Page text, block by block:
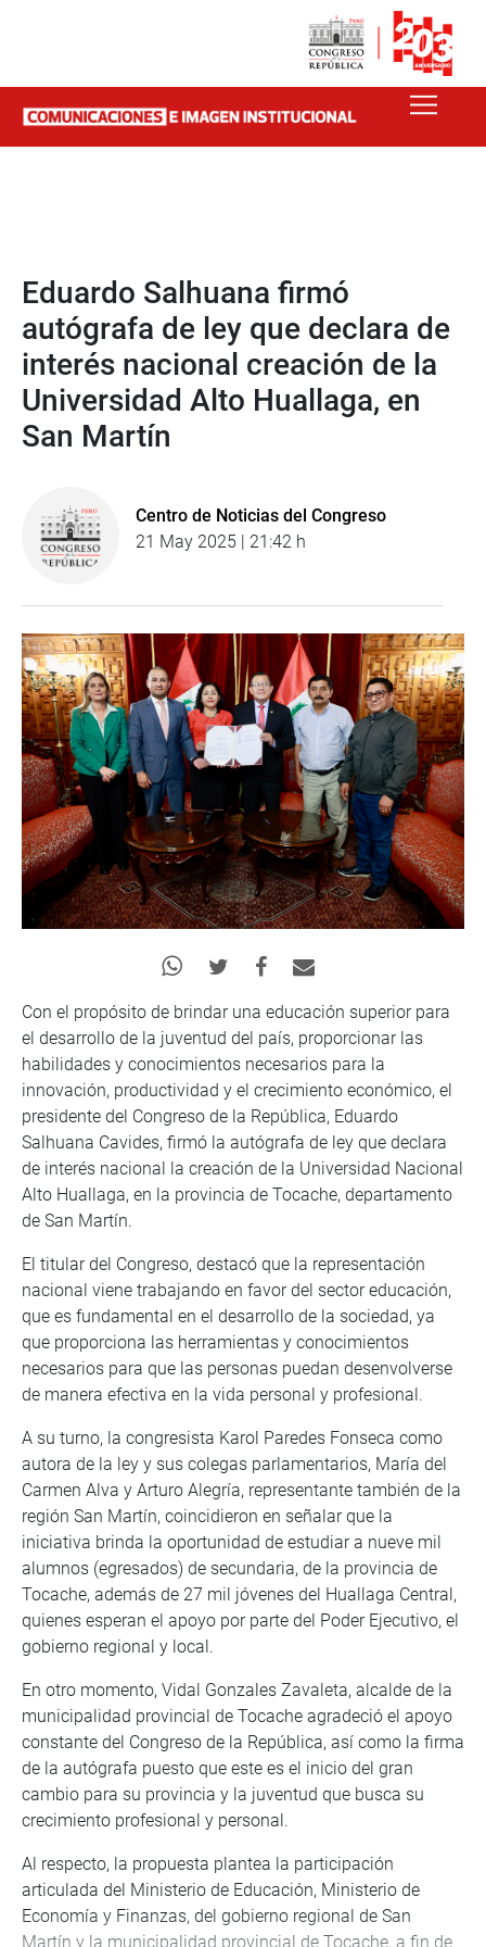
Eduardo Salhuana firmó
autógrafa de ley que declara de
interés nacional creación de la
Universidad Alto Huallaga, en
San Martín
Centro de Noticias del Congreso
21 May 2025 | 21:42 h
Con el propósito de brindar una educación superior para
el desarrollo de la juventud del país, proporcionar las
habilidades y conocimientos necesarios para la
innovación, productividad y el crecimiento económico, el
presidente del Congreso de la República, Eduardo
Salhuana Cavides, firmó la autógrafa de ley que declara
de interés nacional la creación de la Universidad Nacional
Alto Huallaga, en la provincia de Tocache, departamento
de San Martín.
El titular del Congreso, destacó que la representación
nacional viene trabajando en favor del sector educación,
que es fundamental en el desarrollo de la sociedad, ya
que proporciona las herramientas y conocimientos
necesarios para que las personas puedan desenvolverse
de manera efectiva en la vida personal y profesional.
A su turno, la congresista Karol Paredes Fonseca como
autora de la ley y sus colegas parlamentarios, María del
Carmen Alva y Arturo Alegría, representante también de la
región San Martín, coincidieron en señalar que la
iniciativa brinda la oportunidad de estudiar a nueve mil
alumnos (egresados) de secundaria, de la provincia de
Tocache, además de 27 mil jóvenes del Huallaga Central,
quienes esperan el apoyo por parte del Poder Ejecutivo, el
gobierno regional y local.
En otro momento, Vidal Gonzales Zavaleta, alcalde de la
municipalidad provincial de Tocache agradeció el apoyo
constante del Congreso de la República, así como la firma
de la autógrafa puesto que este es el inicio del gran
cambio para su provincia y la juventud que busca su
crecimiento profesional y personal.
Al respecto, la propuesta plantea la participación
articulada del Ministerio de Educación, Ministerio de
Economía y Finanzas, del gobierno regional de San
Martín y la municipalidad provincial de Tocache, a fin de